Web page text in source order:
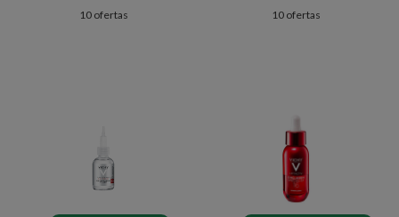
10 ofertas 10 ofertas